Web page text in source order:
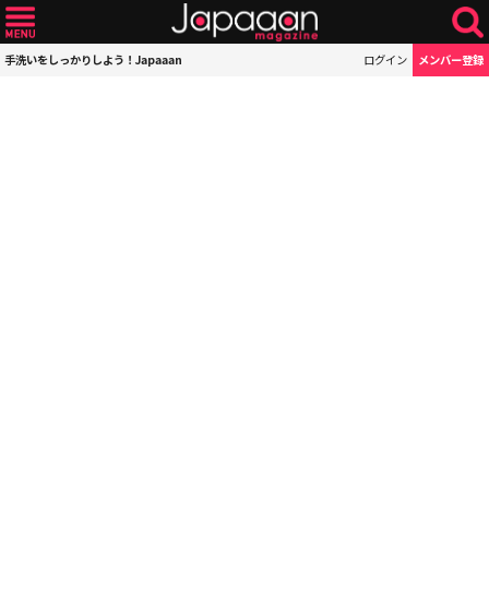
手洗いをしっかりしよう！Japaaan ログイン メンバー登録